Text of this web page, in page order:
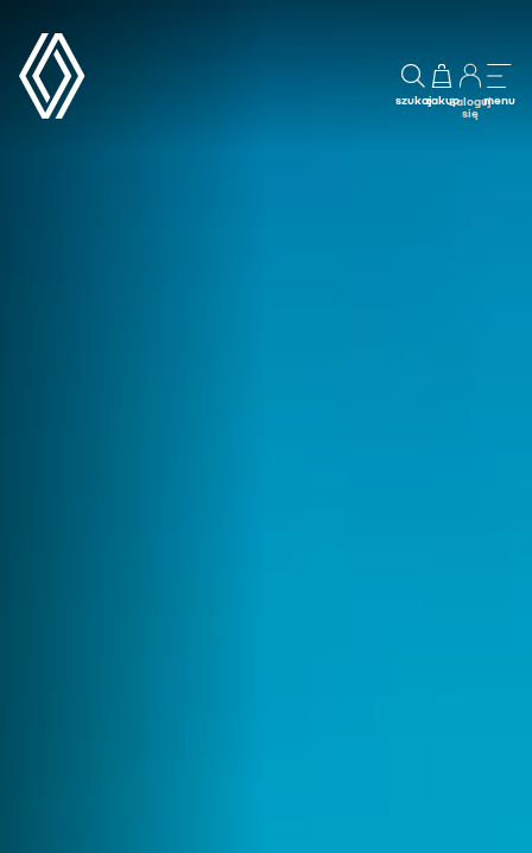
szukajzakupZaloguj
się
menu